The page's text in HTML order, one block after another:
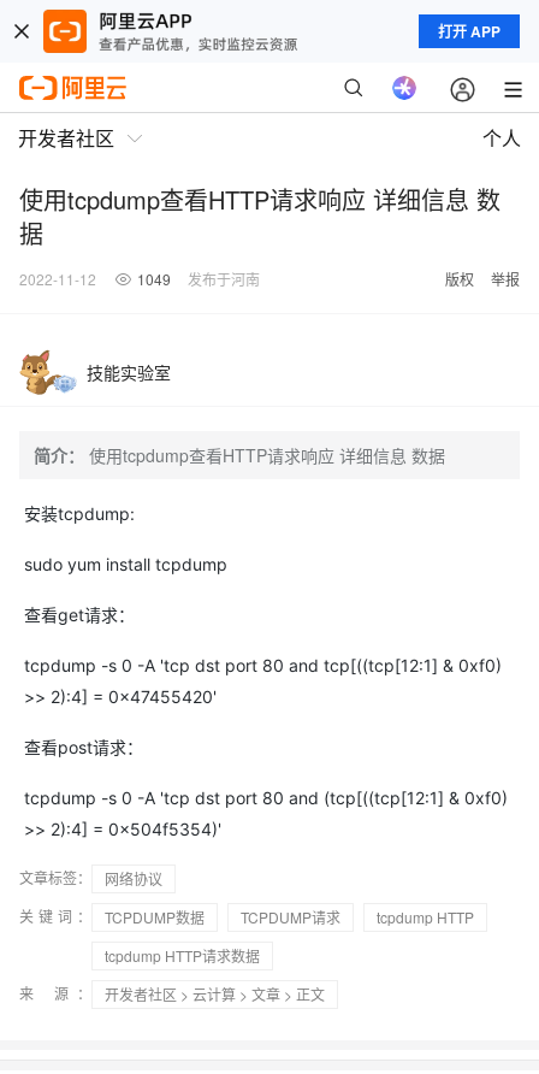
打开 APP
开发者社区 个人
使用tcpdump查看HTTP请求响应 详细信息 数
据
2022-11-12 1049 发布于河南 版权 举报
技能实验室
简介： 使用tcpdump查看HTTP请求响应 详细信息 数据
安装tcpdump:
sudo yum install tcpdump
查看get请求：
tcpdump -s 0 -A 'tcp dst port 80 and tcp[((tcp[12:1] & 0xf0)
>> 2):4] = 0x47455420'
查看post请求：
tcpdump -s 0 -A 'tcp dst port 80 and (tcp[((tcp[12:1] & 0xf0)
>> 2):4] = 0x504f5354)'
文章标签：
网络协议
关键词：
TCPDUMP数据 TCPDUMP请求
tcpdump HTTP
tcpdump HTTP请求数据
来 源：
开发者社区 > 云计算 > 文章 > 正文